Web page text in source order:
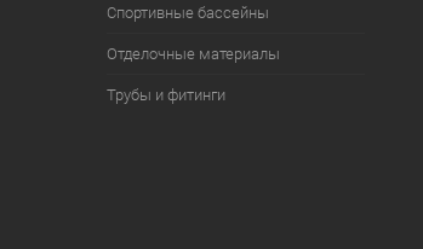
Спортивные бассейны
Отделочные материалы
Трубы и фитинги